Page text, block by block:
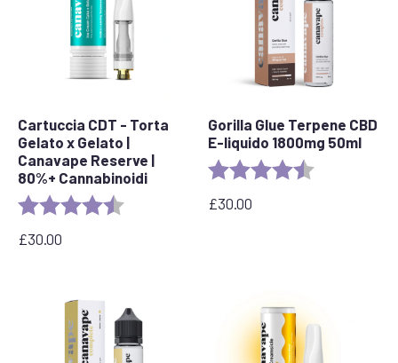
Cartuccia CDT - Torta
Gelato x Gelato |
Canavape Reserve |
80%+ Cannabinoidi
Valutazione: 4.6 out of 5 stars
£30.00
Gorilla Glue Terpene CBD
E-liquido 1800mg 50ml
Valutazione:
£30.00